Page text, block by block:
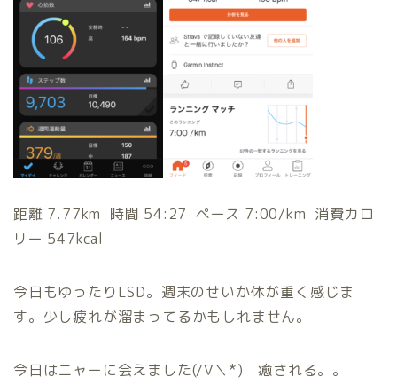
距離 7.77km 時間 54:27 ペース 7:00/km 消費カロ
リー 547kcal
今日もゆったりLSD。週末のせいか体が重く感じま
す。少し疲れが溜まってるかもしれません。
今日はニャーに会えました(/∇＼*) 癒される。。